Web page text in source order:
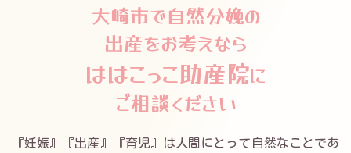
大崎市で自然分娩の
出産をお考えなら
ははこっこ助産院に
ご相談ください
『妊娠』『出産』『育児』は人間にとって自然なことであ